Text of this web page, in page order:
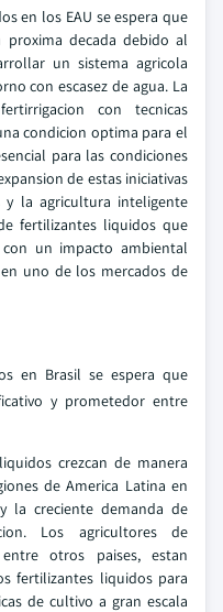
en los EAU se espera que
proxima decada debido al
un sistema agricola
con escasez de agua. La
con tecnicas
condicion optima para el
para las condiciones
de estas iniciativas
la agricultura inteligente
fertilizantes liquidos que
un impacto ambiental
uno de los mercados de
en Brasil se espera que
y prometedor entre
crezcan de manera
de America Latina en
la creciente demanda de
Los agricultores de
otros paises, estan
fertilizantes liquidos para
de cultivo a gran escala